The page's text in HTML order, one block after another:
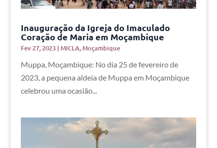
Inauguração da Igreja do Imaculado
Coração de Maria em Moçambique
Fev 27, 2023| MICLA,Moçambique
Muppa, Moçambique: No dia 25 de fevereiro de
2023, a pequena aldeia de Muppa em Moçambique
celebrou uma ocasião...